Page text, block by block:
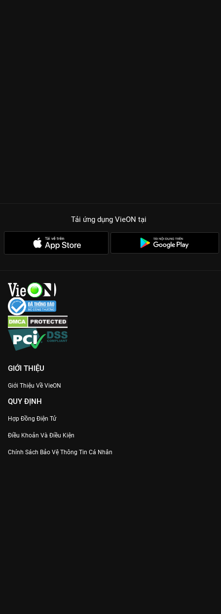
Tải ứng dụng VieON tại
GIỚI THIỆU
Giới Thiệu Về VieON
QUY ĐỊNH
Hợp Đồng Điện Tử
Điều Khoản Và Điều Kiện
Chính Sách Bảo Vệ Thông Tin Cá Nhân